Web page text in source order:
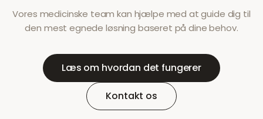
Vores medicinske team kan hjælpe med at guide dig til
den mest egnede løsning baseret på dine behov.
Læs om hvordan det fungerer
Kontakt os